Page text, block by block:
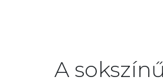
A